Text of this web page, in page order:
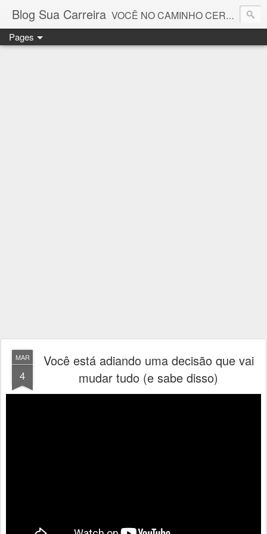
Blog Sua Carreira VOCÊ NO CAMINHO CERTO! 🤓💻🚀
Pages
MAR
4
Você está adiando uma decisão que vai
mudar tudo (e sabe disso)